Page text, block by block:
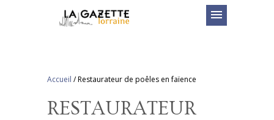
menu
Accueil /Restaurateur de poêles en faïence
RESTAURATEUR